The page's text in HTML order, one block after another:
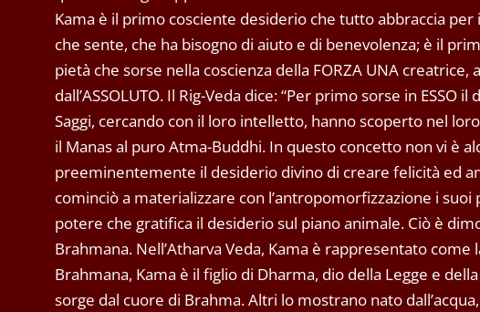
Kama è il primo cosciente desiderio che tutto abbraccia
che sente, che ha bisogno di aiuto e di benevolenza; è il
pietà che sorse nella coscienza della FORZA UNA creatrice,
dall’ASSOLUTO. Il Rig-Veda dice: “Per primo sorse in
Saggi, cercando con il loro intelletto, hanno scoperto nel
il Manas al puro Atma-Buddhi. In questo concetto non vi è
preeminentemente il desiderio divino di creare felicità ed
cominciò a materializzare con l’antropomorfizzazione i
potere che gratifica il desiderio sul piano animale. Ciò è
Brahmana. Nell’Atharva Veda, Kama è rappresentato
Brahmana, Kama è il figlio di Dharma, dio della Legge e
sorge dal cuore di Brahma. Altri lo mostrano nato